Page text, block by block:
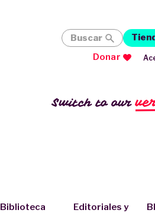
Switch to our
Biblioteca
Editoriales y
Buscar
Donar